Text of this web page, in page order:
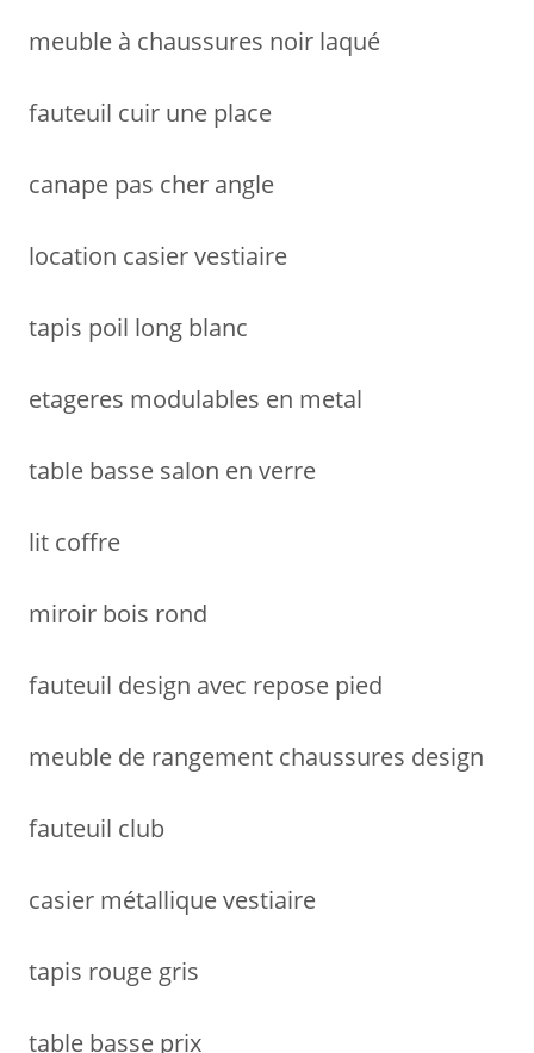
meuble à chaussures noir laqué
fauteuil cuir une place
canape pas cher angle
location casier vestiaire
tapis poil long blanc
etageres modulables en metal
table basse salon en verre
lit coffre
miroir bois rond
fauteuil design avec repose pied
meuble de rangement chaussures design
fauteuil club
casier métallique vestiaire
tapis rouge gris
table basse prix